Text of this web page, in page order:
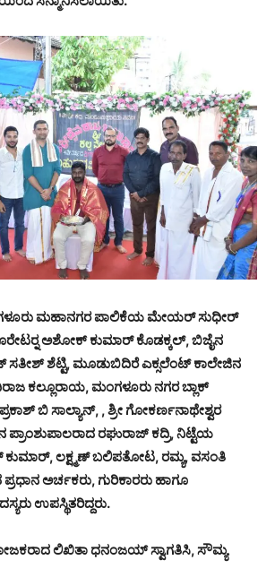
ಮಹಾನಗರ ಪಾಲಿಕೆಯ ಮೇಯರ್ ಸುಧೀರ್
ಅಶೋಕ್ ಕುಮಾರ್ ಕೊಡಕ್ಕಲ್, ಬಿಜೈನ
ಶೆಟ್ಟಿ, ಮೂಡುಬಿದಿರೆ ಎಕ್ಸಲೆಂಟ್ ಕಾಲೇಜಿನ
ಕಲ್ಲೂರಾಯ, ಮಂಗಳೂರು ನಗರ ಬ್ಲಾಕ್
ಬಿ ಸಾಲ್ಯಾನ್, , ಶ್ರೀ ಗೋಕರ್ಣನಾಥೇಶ್ವರ
ರಘುರಾಜ್ ಕದ್ರಿ, ನಿಟ್ಟೆಯ
ಲಕ್ಷ್ಮಣ್ ಬಲಿಪತೋಟ, ರಮ್ಯ, ವಸಂತಿ
ಪ್ರಧಾನ ಅರ್ಚಕರು, ಗುರಿಕಾರರು ಹಾಗೂ
ಉಪಸ್ಥಿತರಿದ್ದರು.
ಲಿಖಿತಾ ಧನಂಜಯ್ ಸ್ವಾಗತಿಸಿ, ಸೌಮ್ಯ